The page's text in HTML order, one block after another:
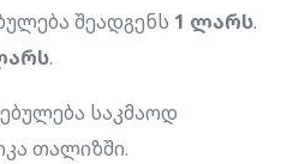
შეადგენს 1 ლარს.
.
საკმაოდ
თალიზში.